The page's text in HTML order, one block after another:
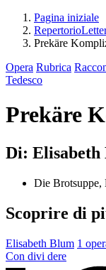
Pagina iniziale
Prekäre
Opera Rubrica
Tedesco
Prekäre
Di: Elisabeth
Die Brotsuppe,
Scoprire di
Elisabeth Blum 1
Con divi dere